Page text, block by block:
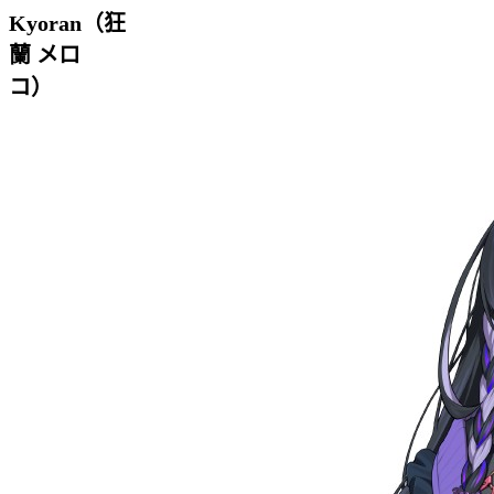
Kyoran（狂
蘭 メロ
コ）